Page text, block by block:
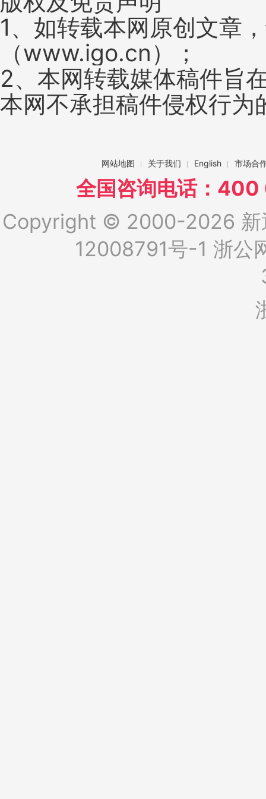
1、如转载本网原创文章
（www.igo.cn）；
2、本网转载媒体稿件旨
本网不承担稿件侵权行为
网站地图 关于我们 English 市场合
全国咨询电话：
Copyright © 2000-2026 新
12008791号-1 浙公